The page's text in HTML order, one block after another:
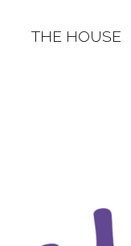
THE HOUSE